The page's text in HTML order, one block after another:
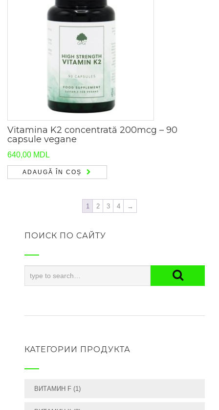
Vitamina K2 concentrată 200mcg – 90
capsule vegane
640,00 MDL
ADAUGĂ ÎN COȘ
1 2 3 4 →
ПОИСК ПО САЙТУ
КАТЕГОРИИ ПРОДУКТА
ВИТАМИН F (1)